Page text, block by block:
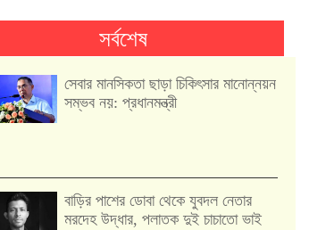
সর্বশেষ
সেবার মানসিকতা ছাড়া চিকিৎসার মানোন্নয়ন
সম্ভব নয়: প্রধানমন্ত্রী
বাড়ির পাশের ডোবা থেকে যুবদল নেতার
মরদেহ উদ্ধার, পলাতক দুই চাচাতো ভাই